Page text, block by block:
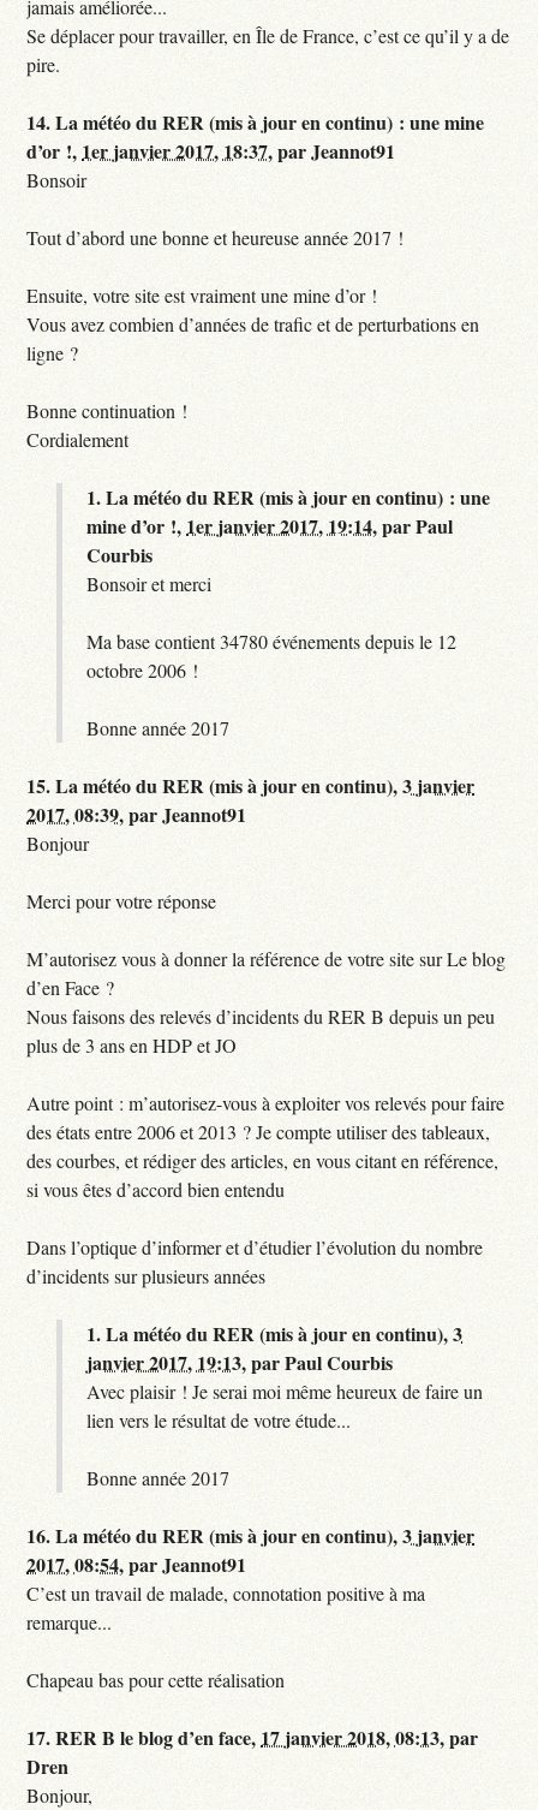
jamais améliorée...
Se déplacer pour travailler, en Île de France, c’est ce qu’il y a de
pire.
14.La météo du RER (mis à jour en continu) : une mine
d’or !, 1er janvier 2017, 18:37,parJeannot91
Bonsoir
Tout d’abord une bonne et heureuse année 2017 !
Ensuite, votre site est vraiment une mine d’or !
Vous avez combien d’années de trafic et de perturbations en
ligne ?
Bonne continuation !
Cordialement
1.La météo du RER (mis à jour en continu) : une
mine d’or !, 1er janvier 2017, 19:14,parPaul
Courbis
Bonsoir et merci
Ma base contient 34780 événements depuis le 12
octobre 2006 !
Bonne année 2017
15.La météo du RER (mis à jour en continu),3 janvier
2017, 08:39,parJeannot91
Bonjour
Merci pour votre réponse
M’autorisez vous à donner la référence de votre site sur Le blog
d’en Face ?
Nous faisons des relevés d’incidents du RER B depuis un peu
plus de 3 ans en HDP et JO
Autre point : m’autorisez-vous à exploiter vos relevés pour faire
des états entre 2006 et 2013 ? Je compte utiliser des tableaux,
des courbes, et rédiger des articles, en vous citant en référence,
si vous êtes d’accord bien entendu
Dans l’optique d’informer et d’étudier l’évolution du nombre
d’incidents sur plusieurs années
1.La météo du RER (mis à jour en continu),3
janvier 2017, 19:13,parPaul Courbis
Avec plaisir ! Je serai moi même heureux de faire un
lien vers le résultat de votre étude...
Bonne année 2017
16.La météo du RER (mis à jour en continu),3 janvier
2017, 08:54,parJeannot91
C’est un travail de malade, connotation positive à ma
remarque...
Chapeau bas pour cette réalisation
17.RER B le blog d’en face, 17 janvier 2018, 08:13,par
Dren
Bonjour,